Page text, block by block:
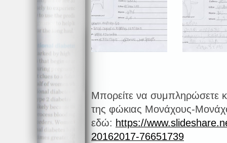
Μπορείτε να συμπληρώσετε
της φώκιας Μονάχους-
εδώ: https://
20162017-76651739